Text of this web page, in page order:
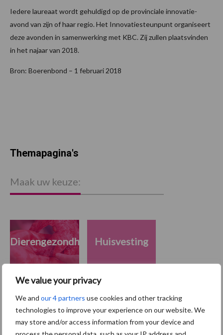
We value your privacy
We and our 4 partners use cookies and other tracking
technologies to improve your experience on our website. We
may store and/or access information from your device and
Iedere laureaat wordt gehuldigd op de provinciale innovatie-
avond van zijn of haar regio. Het Innovatiesteunpunt organiseert
deze avonden in samenwerking met KBC. Zij zullen plaatsvinden
in het najaar van 2018.
Bron: Boerenbond – 1 februari 2018
Themapagina's
Maak uw keuze:
Dierengezondheid Huisvesting
Toon meer